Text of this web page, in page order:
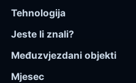
Tehnologija
Jeste li znali?
Međuzvjezdani objekti
Mjesec